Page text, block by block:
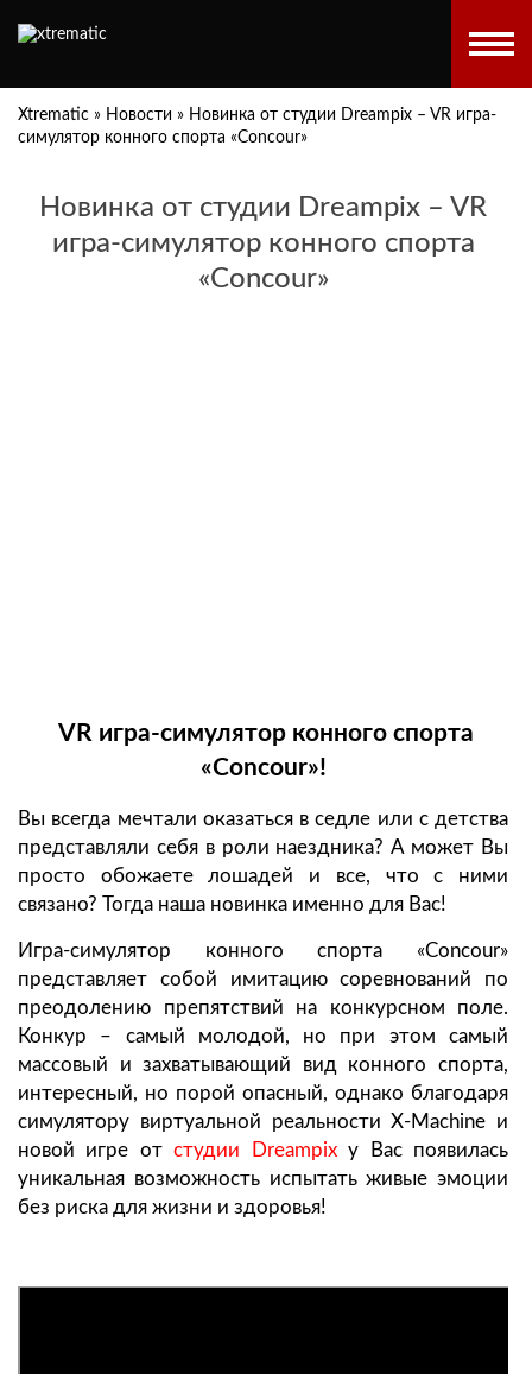
Xtrematic » Новости » Новинка от студии Dreampix – VR игра-
симулятор конного спорта «Concour»
Новинка от студии Dreampix – VR
игра-симулятор конного спорта
«Concour»
VR игра-симулятор конного спорта
«Concour»!
Вы всегда мечтали оказаться в седле или с детства
представляли себя в роли наездника? А может Вы
просто обожаете лошадей и все, что с ними
связано? Тогда наша новинка именно для Вас!
Игра-симулятор конного спорта «Concour»
представляет собой имитацию соревнований по
преодолению препятствий на конкурсном поле.
Конкур – самый молодой, но при этом самый
массовый и захватывающий вид конного спорта,
интересный, но порой опасный, однако благодаря
симулятору виртуальной реальности X-Machine и
новой игре отстудии Dreampixу Вас появилась
уникальная возможность испытать живые эмоции
без риска для жизни и здоровья!